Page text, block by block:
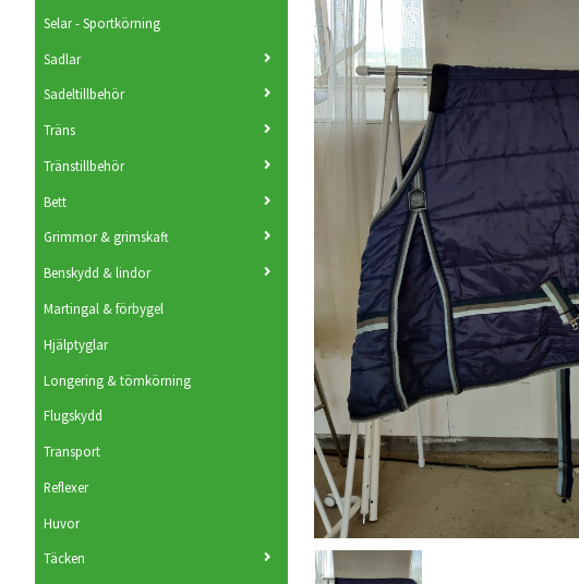
Selar - Sportkörning
Sadlar
Sadeltillbehör
Träns
Tränstillbehör
Bett
Grimmor & grimskaft
Benskydd & lindor
Martingal & förbygel
Hjälptyglar
Longering & tömkörning
Flugskydd
Transport
Reflexer
Huvor
Täcken